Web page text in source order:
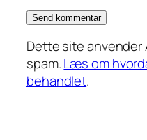
Dette site anvender
spam.Læs om
behandlet.